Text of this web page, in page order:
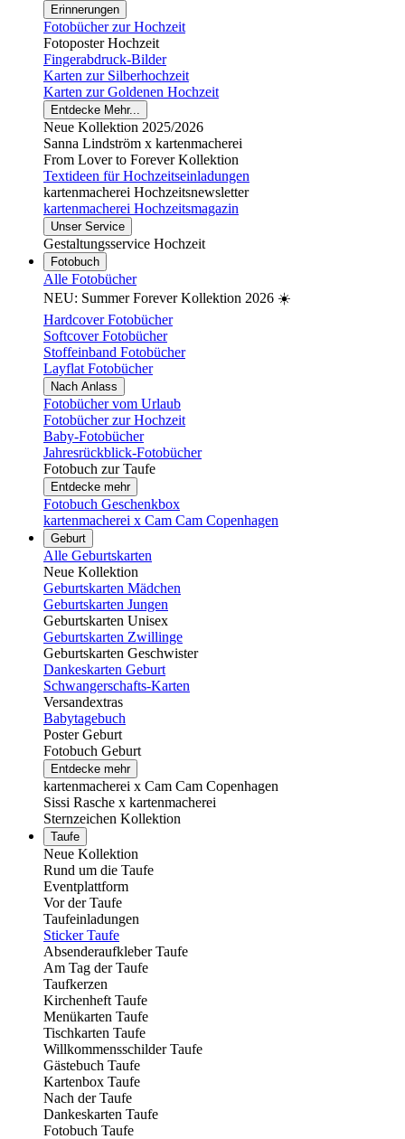
Erinnerungen
Fotobücher zur Hochzeit
Fotoposter Hochzeit
Fingerabdruck-Bilder
Karten zur Silberhochzeit
Karten zur Goldenen Hochzeit
Entdecke Mehr...
Neue Kollektion 2025/2026
Sanna Lindström x kartenmacherei
From Lover to Forever Kollektion
Textideen für Hochzeitseinladungen
kartenmacherei Hochzeitsnewsletter
kartenmacherei Hochzeitsmagazin
Unser Service
Gestaltungsservice Hochzeit
Fotobuch
Alle Fotobücher
NEU: Summer Forever Kollektion 2026 ☀️
Hardcover Fotobücher
Softcover Fotobücher
Stoffeinband Fotobücher
Layflat Fotobücher
Nach Anlass
Fotobücher vom Urlaub
Fotobücher zur Hochzeit
Baby-Fotobücher
Jahresrückblick-Fotobücher
Fotobuch zur Taufe
Entdecke mehr
Fotobuch Geschenkbox
kartenmacherei x Cam Cam Copenhagen
Geburt
Alle Geburtskarten
Neue Kollektion
Geburtskarten Mädchen
Geburtskarten Jungen
Geburtskarten Unisex
Geburtskarten Zwillinge
Geburtskarten Geschwister
Dankeskarten Geburt
Schwangerschafts-Karten
Versandextras
Babytagebuch
Poster Geburt
Fotobuch Geburt
Entdecke mehr
kartenmacherei x Cam Cam Copenhagen
Sissi Rasche x kartenmacherei
Sternzeichen Kollektion
Taufe
Neue Kollektion
Rund um die Taufe
Eventplattform
Vor der Taufe
Taufeinladungen
Sticker Taufe
Absenderaufkleber Taufe
Am Tag der Taufe
Taufkerzen
Kirchenheft Taufe
Menükarten Taufe
Tischkarten Taufe
Willkommensschilder Taufe
Gästebuch Taufe
Kartenbox Taufe
Nach der Taufe
Dankeskarten Taufe
Fotobuch Taufe